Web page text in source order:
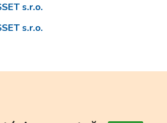
s.r.o.
s.r.o.